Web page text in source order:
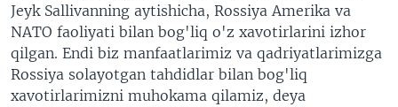
Jeyk Sallivanning aytishicha, Rossiya Amerika va
NATO faoliyati bilan bog'liq o'z xavotirlarini izhor
qilgan. Endi biz manfaatlarimiz va qadriyatlarimizga
Rossiya solayotgan tahdidlar bilan bog'liq
xavotirlarimizni muhokama qilamiz, deya